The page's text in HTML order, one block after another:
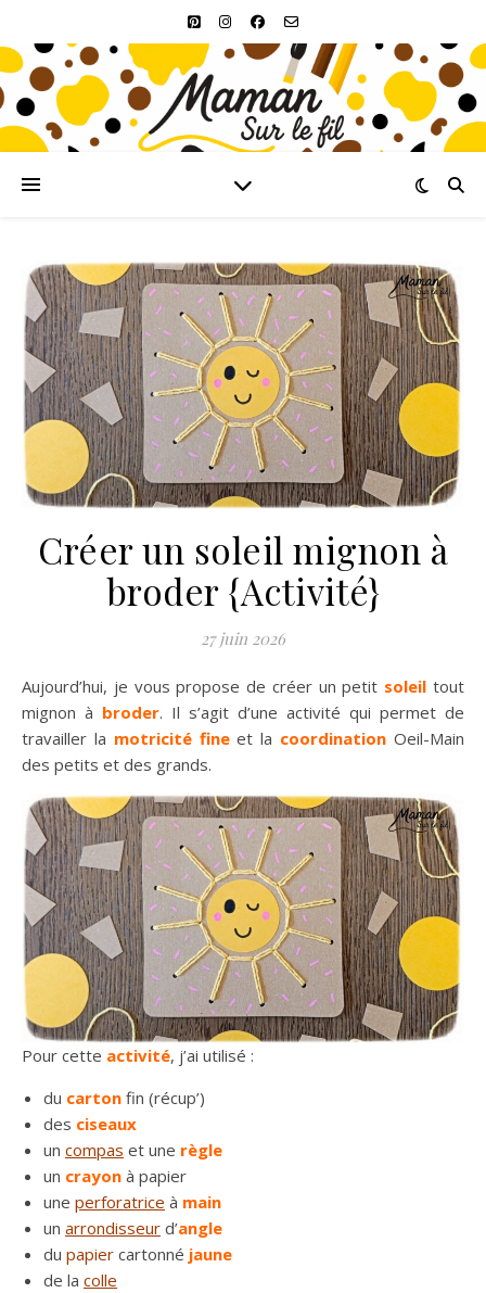
Créer un soleil mignon à
broder {Activité}
27 juin 2026
Aujourd’hui, je vous propose de créer un petit soleil tout
mignon à broder. Il s’agit d’une activité qui permet de
travailler la motricité fine et la coordination Oeil-Main
des petits et des grands.
Pour cette activité, j’ai utilisé :
du carton fin (récup’)
des ciseaux
un compas et une règle
un crayon à papier
une perforatrice à main
un arrondisseur d’angle
du papier cartonné jaune
de la colle